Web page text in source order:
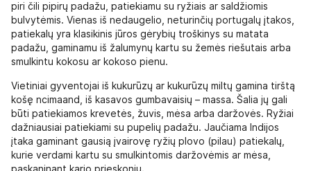
piri čili pipirų padažu, patiekiamu su ryžiais ar saldžiomis
bulvytėmis. Vienas iš nedaugelio, neturinčių portugalų įtakos,
patiekalų yra klasikinis jūros gėrybių troškinys su matata
padažu, gaminamu iš žalumynų kartu su žemės riešutais arba
smulkintu kokosu ar kokoso pienu.
Vietiniai gyventojai iš kukurūzų ar kukurūzų miltų gamina tirštą
košę ncimaand, iš kasavos gumbavaisių – massa. Šalia jų gali
būti patiekiamos krevetės, žuvis, mėsa arba daržovės. Ryžiai
dažniausiai patiekiami su pupelių padažu. Jaučiama Indijos
įtaka gaminant gausią įvairovę ryžių plovo (pilau) patiekalų,
kurie verdami kartu su smulkintomis daržovėmis ar mėsa,